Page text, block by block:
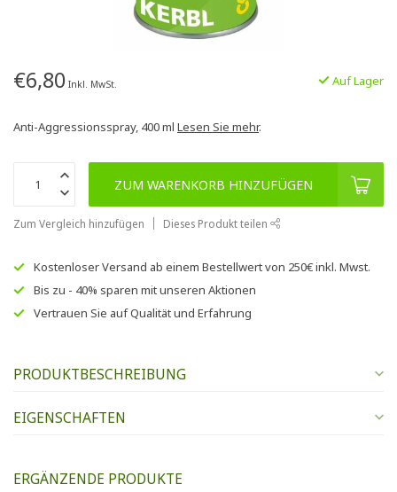
€6,80 Inkl. MwSt. Auf Lager
Anti-Aggressionsspray, 400 ml Lesen Sie mehr.
ZUM WARENKORB HINZUFÜGEN
Zum Vergleich hinzufügen Dieses Produkt teilen
Kostenloser Versand ab einem Bestellwert von 250€inkl. Mwst.
Bis zu - 40% sparen mit unseren Aktionen
Vertrauen Sie aufQualität und Erfahrung
PRODUKTBESCHREIBUNG
EIGENSCHAFTEN
ERGÄNZENDE PRODUKTE